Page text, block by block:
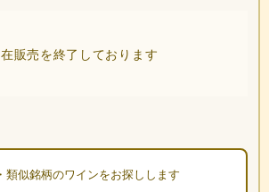
販売を終了しております
類似銘柄のワインをお探しします